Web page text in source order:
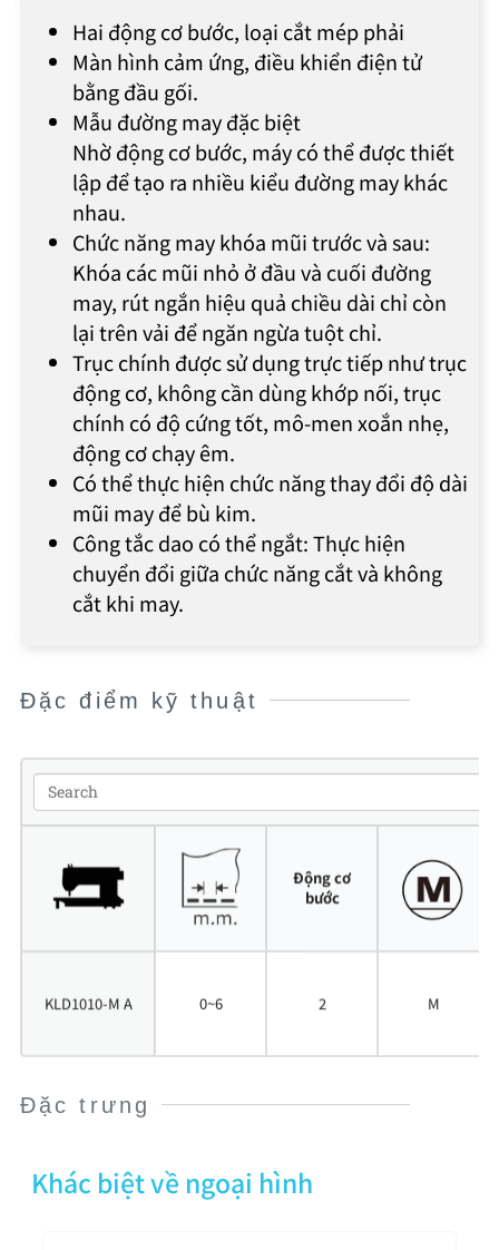
Hai động cơ bước, loại cắt mép phải
Màn hình cảm ứng, điều khiển điện tử
bằng đầu gối.
Mẫu đường may đặc biệt
Nhờ động cơ bước, máy có thể được thiết
lập để tạo ra nhiều kiểu đường may khác
nhau.
Chức năng may khóa mũi trước và sau:
Khóa các mũi nhỏ ở đầu và cuối đường
may, rút ngắn hiệu quả chiều dài chỉ còn
lại trên vải để ngăn ngừa tuột chỉ.
Trục chính được sử dụng trực tiếp như trục
động cơ, không cần dùng khớp nối, trục
chính có độ cứng tốt, mô-men xoắn nhẹ,
động cơ chạy êm.
Có thể thực hiện chức năng thay đổi độ dài
mũi may để bù kim.
Công tắc dao có thể ngắt: Thực hiện
chuyển đổi giữa chức năng cắt và không
cắt khi may.
Đặc điểm kỹ thuật
Động cơ
bước
KLD1010-M A 0~6 2 M
Đặc trưng
Khác biệt về ngoại hình